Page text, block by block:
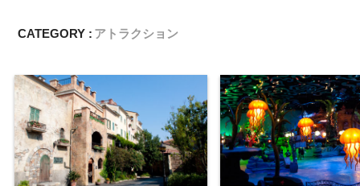
CATEGORY : アトラクション